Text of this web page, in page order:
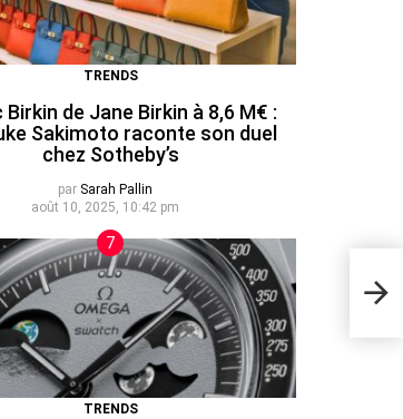
TRENDS
Birkin de Jane Birkin à 8,6 M€ :
Sakimoto raconte son duel
chez Sotheby’s
par Sarah Pallin
août 10, 2025, 10:42 pm
TRENDS